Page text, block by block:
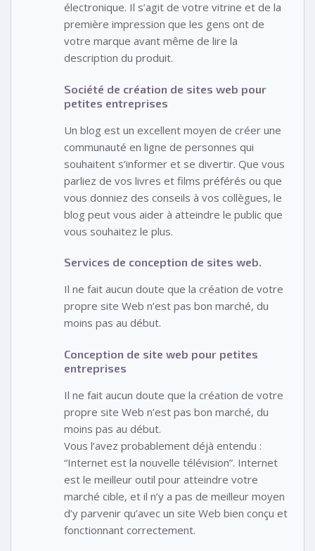
électronique. Il s’agit de votre vitrine et de la
première impression que les gens ont de
votre marque avant même de lire la
description du produit.
Société de création de sites web pour
petites entreprises
Un blog est un excellent moyen de créer une
communauté en ligne de personnes qui
souhaitent s’informer et se divertir. Que vous
parliez de vos livres et films préférés ou que
vous donniez des conseils à vos collègues, le
blog peut vous aider à atteindre le public que
vous souhaitez le plus.
Services de conception de sites web.
Il ne fait aucun doute que la création de votre
propre site Web n’est pas bon marché, du
moins pas au début.
Conception de site web pour petites
entreprises
Il ne fait aucun doute que la création de votre
propre site Web n’est pas bon marché, du
moins pas au début.
Vous l’avez probablement déjà entendu :
“Internet est la nouvelle télévision”. Internet
est le meilleur outil pour atteindre votre
marché cible, et il n’y a pas de meilleur moyen
d’y parvenir qu’avec un site Web bien conçu et
fonctionnant correctement.